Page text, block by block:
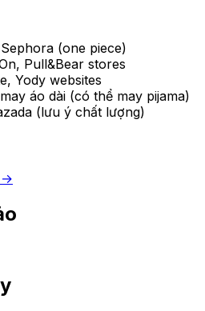
(one piece)
Pull&Bear stores
Yody websites
áo dài (có thể may pijama)
(lưu ý chất lượng)
→